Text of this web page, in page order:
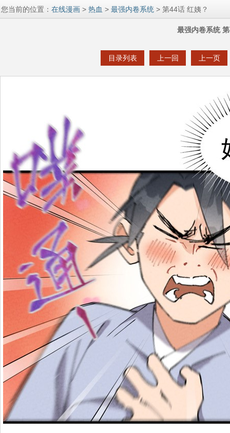
您当前的位置： 在线漫画 > 热血 > 最强内卷系统 > 第44话 红姨？
最强内卷系统
目录列表 上一回 上一页